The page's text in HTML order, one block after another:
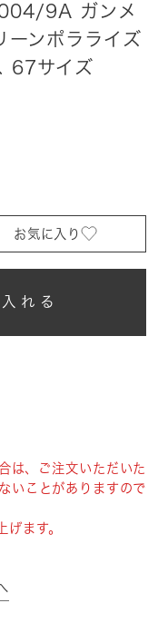
9A ガンメ
ーンポラライズ
67サイズ
お気に入り
れる
は、ご注文いただいた
いことがありますので
ます。